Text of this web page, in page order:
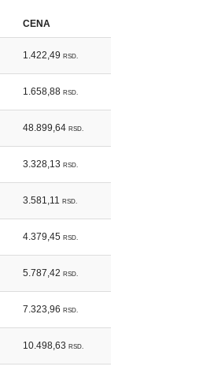
CENA
1.422,49 RSD.
1.658,88 RSD.
48.899,64 RSD.
3.328,13 RSD.
3.581,11 RSD.
4.379,45 RSD.
5.787,42 RSD.
7.323,96 RSD.
10.498,63 RSD.